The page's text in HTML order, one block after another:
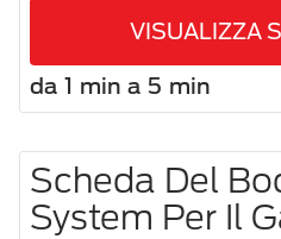
VISUALIZZA
da 1 min a 5 min
Scheda Del
System Per Il